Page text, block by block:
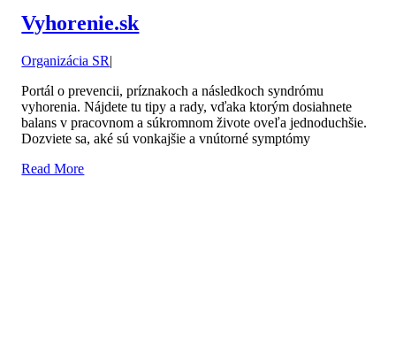
Vyhorenie.sk
Organizácia SR|
Portál o prevencii, príznakoch a následkoch syndrómu
vyhorenia. Nájdete tu tipy a rady, vďaka ktorým dosiahnete
balans v pracovnom a súkromnom živote oveľa jednoduchšie.
Dozviete sa, aké sú vonkajšie a vnútorné symptómy
Read More